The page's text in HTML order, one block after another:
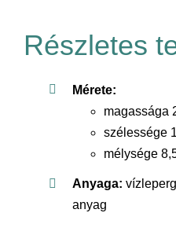
Részletes
Mérete:
magassága
szélessége
mélysége
Anyaga:
anyag